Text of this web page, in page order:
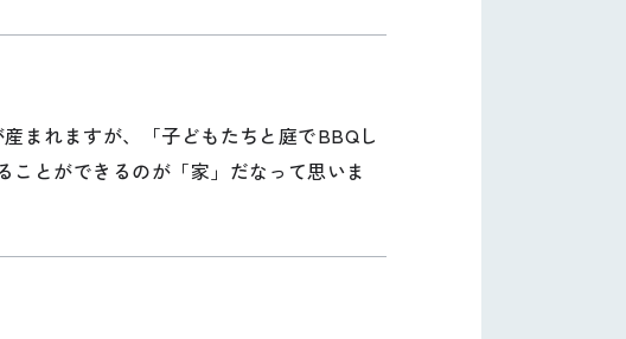
まれますが、「子どもたちと庭でBBQし
とができるのが「家」だなって思いま